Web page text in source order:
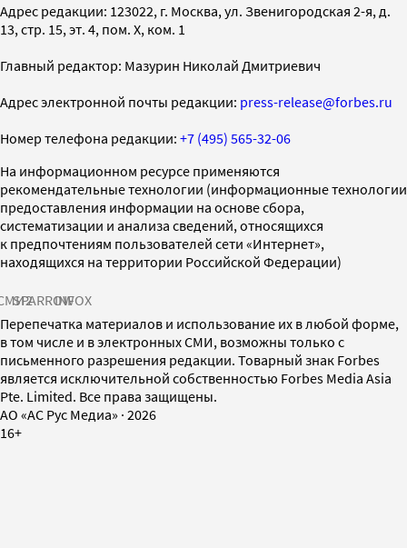
Адрес редакции: 123022, г. Москва, ул. Звенигородская 2-я, д.
13, стр. 15, эт. 4, пом. X, ком. 1
Главный редактор: Мазурин Николай Дмитриевич
Адрес электронной почты редакции: press-release@forbes.ru
Номер телефона редакции: +7 (495) 565-32-06
На информационном ресурсе применяются
рекомендательные технологии (информационные технологии
предоставления информации на основе сбора,
систематизации и анализа сведений, относящихся
к предпочтениям пользователей сети «Интернет»,
находящихся на территории Российской Федерации)
SPARROWINFOX
Перепечатка материалов и использование их в любой форме,
в том числе и в электронных СМИ, возможны только с
письменного разрешения редакции. Товарный знак Forbes
является исключительной собственностью Forbes Media Asia
Pte. Limited. Все права защищены.
AO «АС Рус Медиа» · 2026
16+